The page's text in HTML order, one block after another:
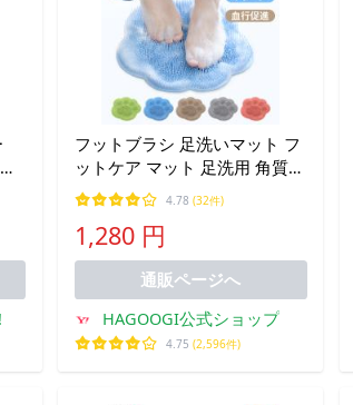
フットブラシ 足洗いマット フ
ットケア マット 足洗用 角質ケ
ア 足裏ブラシ 柔らかい 抗菌
角質除去 マッサージ コンパク
ト 浴室
4.78 (32件)
1,280 円
通販ページへ
HAGOOGI公式ショップ
4.75 (2,596件)